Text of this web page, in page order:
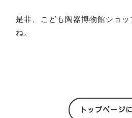
是非、こども陶器博物館ショ
ね。
トップページ